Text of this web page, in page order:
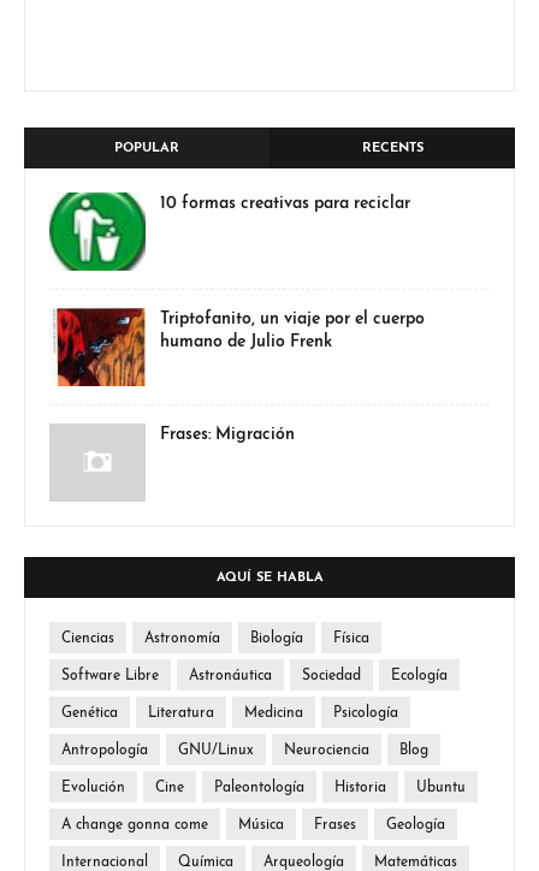
POPULAR RECENTS
10 formas creativas para reciclar
Triptofanito, un viaje por el cuerpo
humano de Julio Frenk
Frases: Migración
AQUÍ SE HABLA
Ciencias Astronomía Biología Física
Software Libre Astronáutica Sociedad Ecología
Genética Literatura Medicina Psicología
Antropología GNU/Linux Neurociencia Blog
Evolución Cine Paleontología Historia Ubuntu
A change gonna come Música Frases Geología
Internacional Química Arqueología Matemáticas